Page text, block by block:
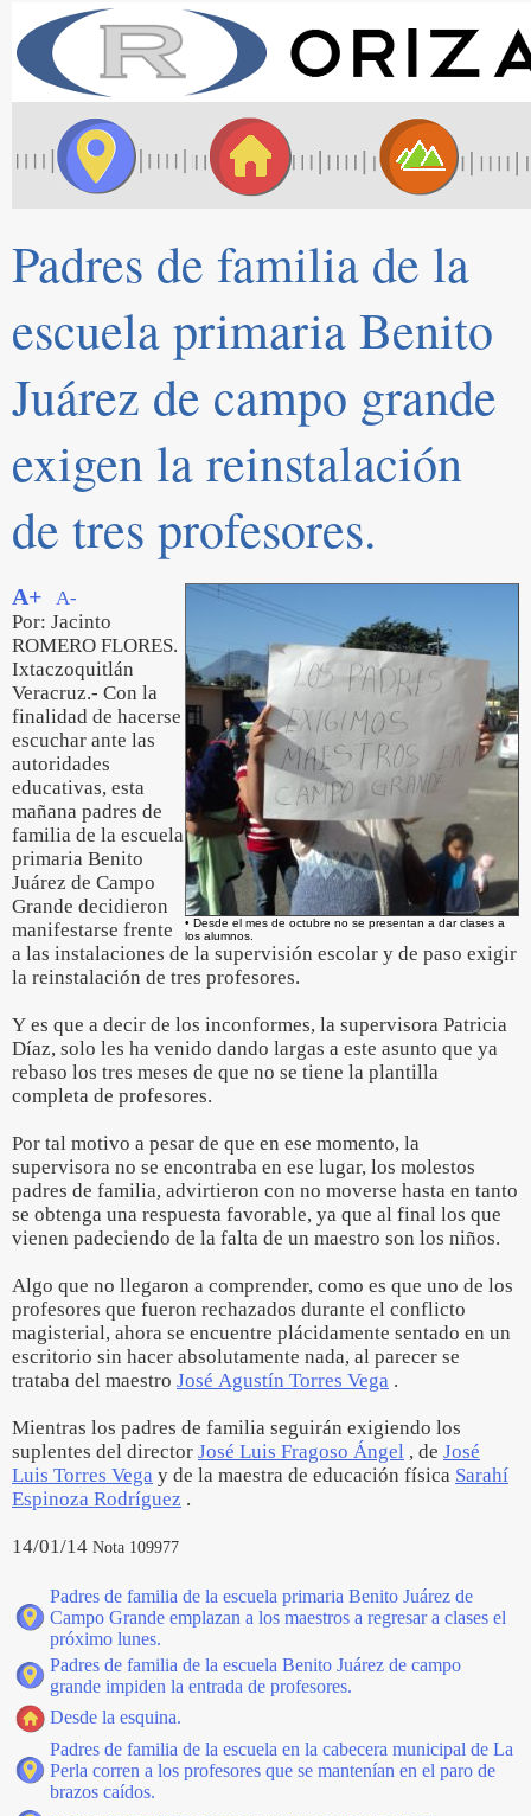
Padres de familia de la
escuela primaria Benito
Juárez de campo grande
exigen la reinstalación
de tres profesores.
• Desde el mes de octubre no se presentan a dar clases a
los alumnos.
A+
A-
Por: Jacinto
ROMERO FLORES.
Ixtaczoquitlán
Veracruz.- Con la
finalidad de hacerse
escuchar ante las
autoridades
educativas, esta
mañana padres de
familia de la escuela
primaria Benito
Juárez de Campo
Grande decidieron
manifestarse frente
a las instalaciones de la supervisión escolar y de paso exigir
la reinstalación de tres profesores.
Y es que a decir de los inconformes, la supervisora Patricia
Díaz, solo les ha venido dando largas a este asunto que ya
rebaso los tres meses de que no se tiene la plantilla
completa de profesores.
Por tal motivo a pesar de que en ese momento, la
supervisora no se encontraba en ese lugar, los molestos
padres de familia, advirtieron con no moverse hasta en tanto
se obtenga una respuesta favorable, ya que al final los que
vienen padeciendo de la falta de un maestro son los niños.
Algo que no llegaron a comprender, como es que uno de los
profesores que fueron rechazados durante el conflicto
magisterial, ahora se encuentre plácidamente sentado en un
escritorio sin hacer absolutamente nada, al parecer se
trataba del maestro José Agustín Torres Vega .
Mientras los padres de familia seguirán exigiendo los
suplentes del director José Luis Fragoso Ángel , de José
Luis Torres Vega y de la maestra de educación física Sarahí
Espinoza Rodríguez .
14/01/14 Nota 109977
Padres de familia de la escuela primaria Benito Juárez de
Campo Grande emplazan a los maestros a regresar a clases el
próximo lunes.
Padres de familia de la escuela Benito Juárez de campo
grande impiden la entrada de profesores.
Desde la esquina.
Padres de familia de la escuela en la cabecera municipal de La
Perla corren a los profesores que se mantenían en el paro de
brazos caídos.